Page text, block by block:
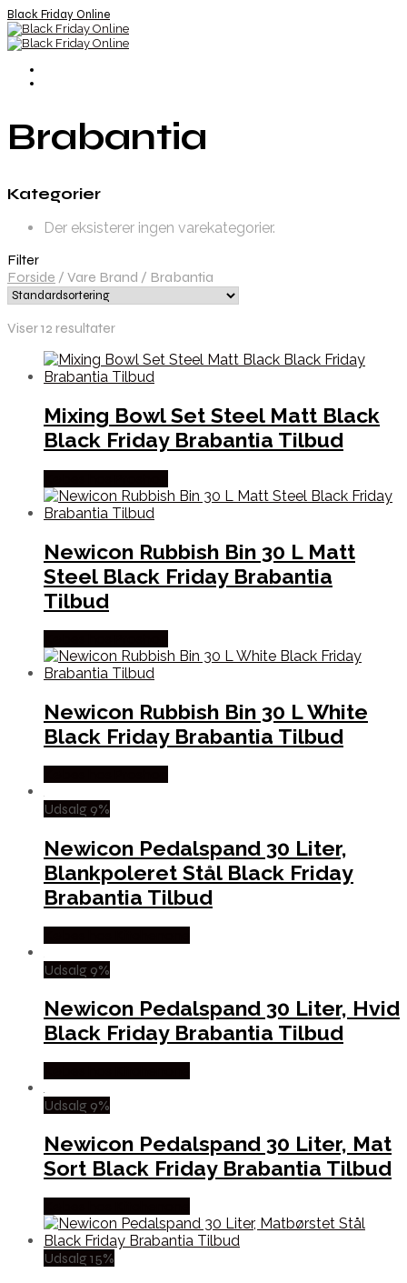
Black Friday Online
Brabantia
Kategorier
Der eksisterer ingen varekategorier.
Filter
Forside / Vare Brand / Brabantia
Viser 12 resultater
Mixing Bowl Set Steel Matt Black
Black Friday Brabantia Tilbud
Newicon Rubbish Bin 30 L Matt
Steel Black Friday Brabantia
Tilbud
Newicon Rubbish Bin 30 L White
Black Friday Brabantia Tilbud
Udsalg 9%
Newicon Pedalspand 30 Liter,
Blankpoleret Stål Black Friday
Brabantia Tilbud
Udsalg 9%
Newicon Pedalspand 30 Liter, Hvid
Black Friday Brabantia Tilbud
Udsalg 9%
Newicon Pedalspand 30 Liter, Mat
Sort Black Friday Brabantia Tilbud
Udsalg 15%